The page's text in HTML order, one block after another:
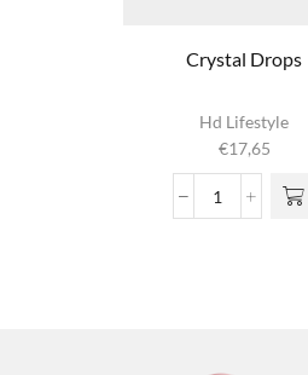
Crystal Drops
Hd Lifestyle
€17,65
Crystal